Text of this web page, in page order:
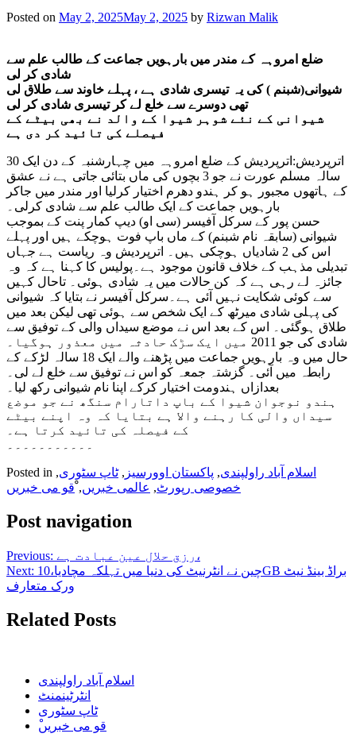
Posted on May 2, 2025May 2, 2025 by Rizwan Malik
ضلع امروہہ کے مندر میں بارہویں جماعت کے طالب علم سے
شادی کر لی
شیوانی(شبنم ) کی یہ تیسری شادی ہے ، پہلے خاوند سے طلاق لی
تھی دوسرے سے خلع لے کر تیسری شادی کر لی
شیوانی کے نئے شوہر شیوا کے والد نے بھی بیٹے کے
فیصلے کی تائید کر دی ہے
اترپردیش:اترپردیش کے ضلع امروہہ میں چہارشنبہ کے دن ایک 30
سالہ مسلم عورت نے جو 3 بچوں کی ماں بتائی جاتی ہے نے عشق
کے ہاتھوں مجبور ہو کر ہندو دھرم اختیار کرلیا اور مندر میں جاکر
بارہویں جماعت کے ایک طالب علم سے شادی کرلی۔
حسن پور کے سرکل آفیسر (سی او) دیپ کمار پنت کے بموجب
شیوانی (سابقہ نام شبنم) کے ماں باپ فوت ہوچکے ہیں اور پہلے
اس کی 2 شادیاں ہوچکی ہیں۔ اترپردیش وہ ریاست ہے جہاں
تبدیلی مذہب کے خلاف قانون موجود ہے۔پولیس کا کہنا ہے کہ وہ
جائزہ لے رہی ہے کہ کن حالات میں یہ شادی ہوئی۔ تاحال کہیں
سے کوئی شکایت نہیں آئی ہے۔سرکل آفیسر نے بتایا کہ شیوانی
کی پہلی شادی میرٹھ کے ایک شخص سے ہوئی تھی لیکن بعد میں
طلاق ہوگئی۔ اس کے بعد اس نے موضع سیداں والی کے توفیق سے
شادی کی جو 2011 میں ایک سڑک حادثہ میں معذور ہوگیا۔
حال میں وہ بارہویں جماعت میں پڑھنے والے ایک 18 سالہ لڑکے کے
رابطہ میں آئی۔ گزشتہ جمعہ کو اس نے توفیق سے خلع لے لی۔
بعدازاں ہندومت اختیار کرکے اپنا نام شیوانی رکھ لیا۔
ہندو نوجوان شیوا کے باپ داتارام سنگھ نے جو موضع
سیداں والی کا رہنے والا ہے بتایا کہ وہ اپنے بیٹے
کے فیصلہ کی تائید کرتا ہے۔
Posted in اسلام آباد راولپندی, پاکستان اوورسیز ,ٹاپ سٹوری,
خصوصی رپورٹ, عالمی خبریں,ْقو می خبریں
Post navigation
Previous:
رزق حلال عین عبادت ہے،
Next: چین نے انٹرنیٹ کی دنیا میں تہلکہ مچادیا،10GB براڈ بینڈ نیٹ
ورک متعارف
Related Posts
اسلام آباد راولپندی
انٹرٹینمنٹ
ٹاپ سٹوری
ْقو می خبریں